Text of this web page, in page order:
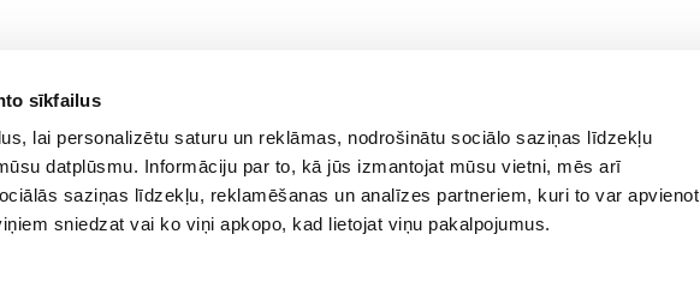
sīkfailus
lai personalizētu saturu un reklāmas, nodrošinātu sociālo saziņas līdzekļu
datplūsmu. Informāciju par to, kā jūs izmantojat mūsu vietni, mēs arī
saziņas līdzekļu, reklamēšanas un analīzes partneriem, kuri to var apvienot
sniedzat vai ko viņi apkopo, kad lietojat viņu pakalpojumus.